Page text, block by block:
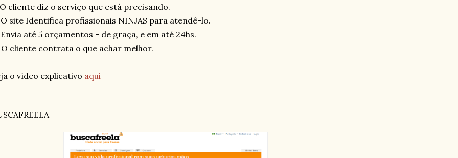
O cliente diz o serviço que está precisando.
O site Identifica profissionais NINJAS para atendê-lo.
Envia até 5 orçamentos - de graça, e em até 24hs.
O cliente contrata o que achar melhor.
o vídeo explicativo aqui